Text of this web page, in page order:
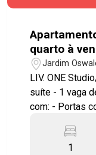
quarto à
em São
Jardim
LIV. ONE
suíte - 1 vaga de garagem
com: - Portas
- Área de
elétrico para
1